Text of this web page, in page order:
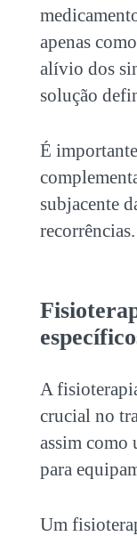
apenas
alívio dos
solução
É
subjacente
recorrências.
A
crucial no
assim como
para
Um